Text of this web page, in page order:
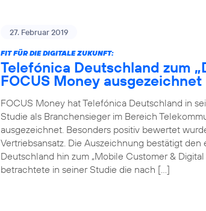
27. Februar 2019
FIT FÜR DIE DIGITALE ZUKUNFT:
Telefónica Deutschland zum
FOCUS Money ausgezeichnet
FOCUS Money hat Telefónica Deutschland in
Studie als Branchensieger im Bereich
ausgezeichnet. Besonders positiv bewertet
Vertriebsansatz. Die Auszeichnung bestätigt
Deutschland hin zum „Mobile Customer &
betrachtete in seiner Studie die nach […]